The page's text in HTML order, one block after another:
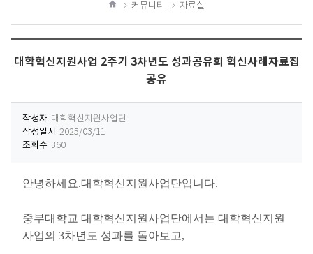
커뮤니티 자료실
기
대학혁신지원사업 2주기 3차년도 성과공유회 혁신사례자료집
공유
작성자 대학혁신지원사업단
작성일시 2025/03/11
조회수 360
안녕하세요.대학혁신지원사업단입니다.
중부대학교 대학혁신지원사업단에서는 대학혁신지원
사업의 3차년도 성과를 돌아보고,